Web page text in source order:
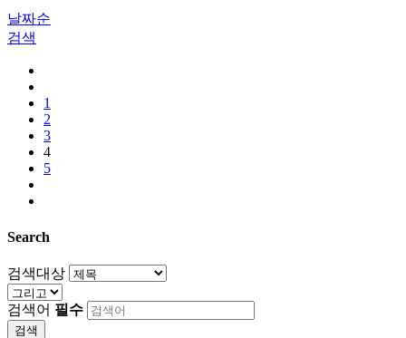
날짜순
검색
1
2
3
4
5
Search
검색대상
검색어 필수
검색